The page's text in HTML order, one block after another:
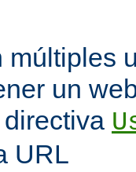
múltiples
un
URL